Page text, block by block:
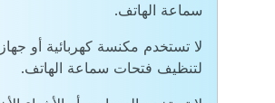
سماعة الهاتف.
لا تستخدم مكنسة كهربائية أو
لتنظيف فتحات سماعة الهاتف.